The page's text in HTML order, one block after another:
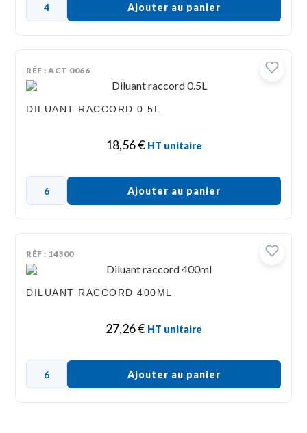
Ajouter au panier
RÉF : ACT 0066
DILUANT RACCORD 0.5L
18,56€ HT unitaire
Ajouter au panier
RÉF : 14300
DILUANT RACCORD 400ML
27,26€ HT unitaire
Ajouter au panier